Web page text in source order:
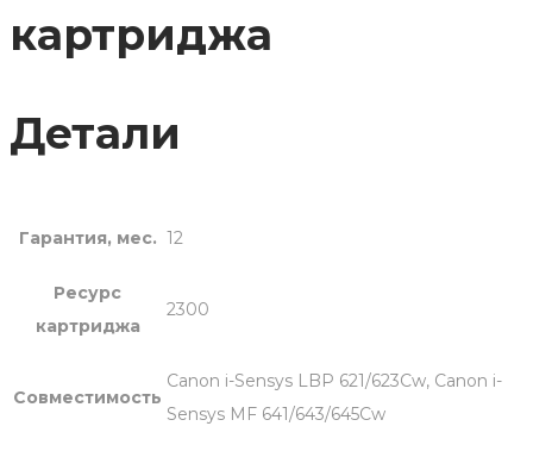
054HY/Cartridge
картриджа
Детали
Гарантия, мес. 12
Ресурс
картриджа
2300
Совместимость
Canon i-Sensys LBP 621/623Cw, Canon i-
Sensys MF 641/643/645Cw